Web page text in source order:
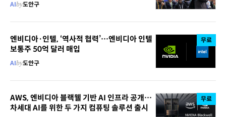
AIby도안구
엔비디아·인텔, ‘역사적 협력’…엔비디아 인텔
보통주 50억 달러 매입
AIby도안구
무료
AWS, 엔비디아 블랙웰 기반 AI 인프라 공개…
차세대 AI를 위한 두 가지 컴퓨팅 솔루션 출시
무료